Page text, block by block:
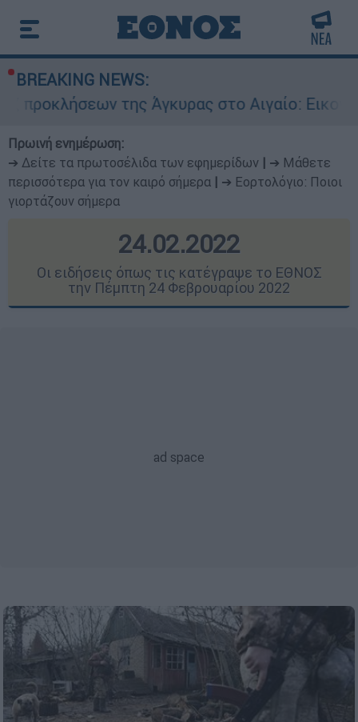
BREAKING NEWS:
Άγκυρας στο Αιγαίο: Εικονική αερομαχία
Πρωινή ενημέρωση:
➔ Δείτε τα πρωτοσέλιδα των εφημερίδων
➔ Μάθετε
περισσότερα για τον καιρό σήμερα
➔ Εορτολόγιο: Ποιοι
γιορτάζουν σήμερα
24.02.2022
Οι ειδήσεις όπως τις κατέγραψε το ΕΘΝΟΣ
την Πέμπτη 24 Φεβρουαρίου 2022